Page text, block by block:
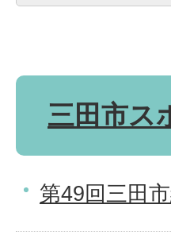
三田市ス
第49回三田